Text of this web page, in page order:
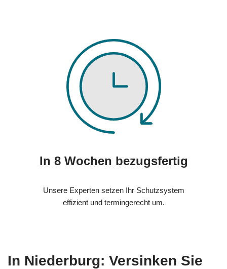
In 8 Wochen bezugsfertig
Unsere Experten setzen Ihr Schutzsystem
effizient und termingerecht um.
In Niederburg: Versinken Sie